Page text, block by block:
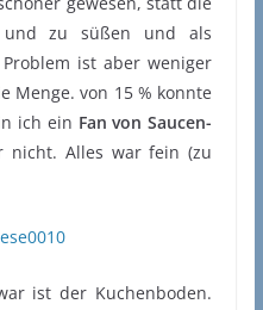
und zu süßen und als
Problem ist aber weniger
Menge. von 15 % konnte
ich ein Fan von Saucen-
nicht. Alles war fein (zu
ist der Kuchenboden.